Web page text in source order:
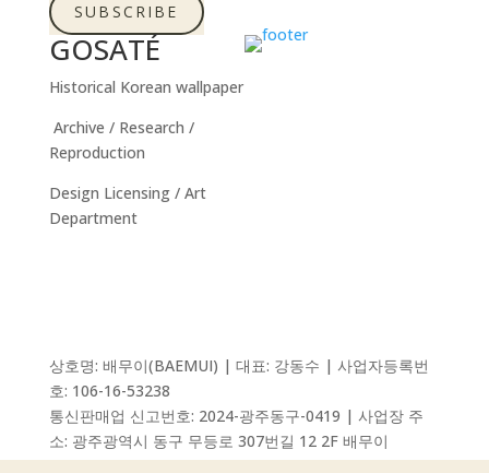
SUBSCRIBE
GOSATÉ
Historical Korean wallpaper
Archive / Research /
Reproduction
Design Licensing / Art
Department
상호명: 배무이(BAEMUI) | 대표: 강동수 | 사업자등록번
호: 106-16-53238
통신판매업 신고번호: 2024-광주동구-0419 | 사업장 주
소: 광주광역시 동구 무등로 307번길 12 2F 배무이
고객센터: 010-8758-0995 | 이메일: contact@gosate.kr